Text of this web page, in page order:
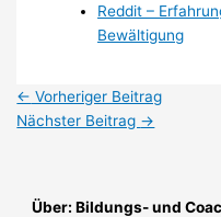
Reddit –
Bewältigung
← Vorheriger Beitrag
Nächster Beitrag →
Über: Bildungs- und